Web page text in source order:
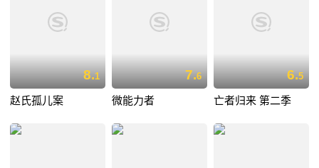
8.1
赵氏孤儿案
7.6
微能力者
6.5
亡者归来 第二季